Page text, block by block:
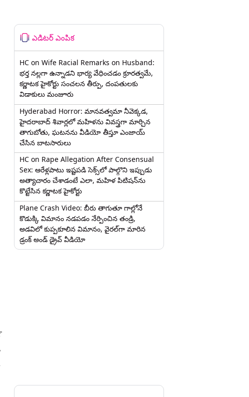
ఎడిటర్ ఎంపిక
HC on Wife Racial Remarks on Husband:
భర్త న‌ల్ల‌గా ఉన్నాడ‌ని భార్య వేధించ‌డం క్రూర‌త్వ‌మే,
కర్ణాటక హైకోర్టు సంచలన తీర్పు, దంపతులకు
విడాకులు మంజూరు
Hyderabad Horror: మానవత్వమా నీవెక్కడ,
హైదరాబాద్ శివార్లలో మహిళను వివస్త్రగా మార్చిన
తాగుబోతు, ఘటనను వీడియో తీస్తూ ఎంజాయ్
చేసిన బాటసారులు
HC on Rape Allegation After Consensual
Sex: ఆరేళ్లపాటు ఇష్టపడి సెక్స్‌లో పాల్గొని ఇప్పుడు
అత్యాచారం చేశాడంటే ఎలా, మహిళ పిటిషన్‌ను
కొట్టేసిన కర్ణాటక హైకోర్టు
Plane Crash Video: బీరు తాగుతూ గాల్లోనే
కొడుక్కి విమానం నడపడం నేర్పించిన తండ్రి,
అడవిలో కుప్పకూలిన విమానం, వైరల్‌గా మారిన
డ్రంక్‌ అండ్ డ్రైవ్ వీడియో